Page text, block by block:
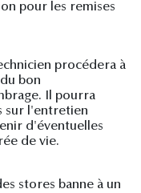
pour les remises
procédera à
bon
Il pourra
sur l'entretien
d'éventuelles
de vie.
stores banne à un